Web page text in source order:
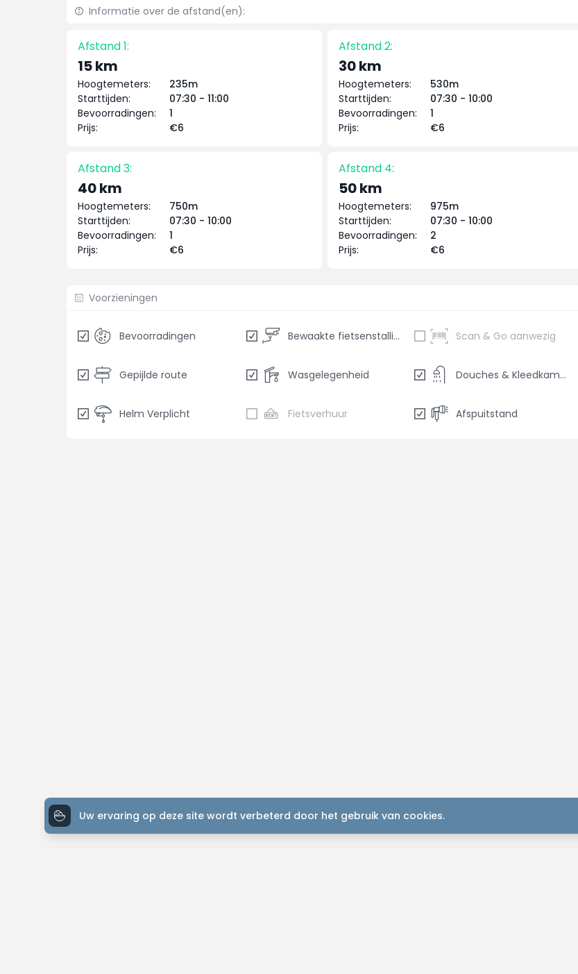
Informatie over de afstand(en):
Afstand 1:
15 km
Hoogtemeters:
235m
Starttijden:
07:30 - 11:00
Bevoorradingen:
1
Prijs:
€6
Afstand 2:
30 km
Hoogtemeters:
530m
Starttijden:
07:30 - 10:00
Bevoorradingen:
1
Prijs:
€6
Afstand 3:
40 km
Hoogtemeters:
750m
Starttijden:
07:30 - 10:00
Bevoorradingen:
1
Prijs:
€6
Afstand 4:
50 km
Hoogtemeters:
975m
Starttijden:
07:30 - 10:00
Bevoorradingen:
2
Prijs:
€6
Voorzieningen
Bevoorradingen Bewaakte fietsenstalling Scan & Go aanwezig
Gepijlde route Wasgelegenheid Douches & Kleedkamers
Helm Verplicht Fietsverhuur Afspuitstand
Uw ervaring op deze site wordt verbeterd door het gebruik van cookies.